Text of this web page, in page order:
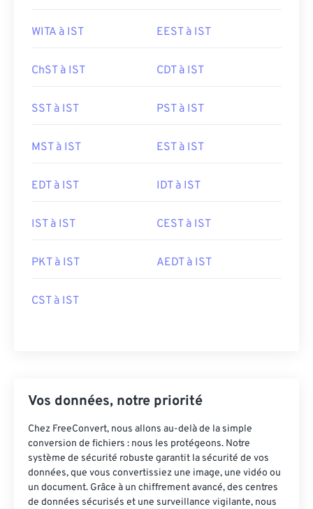
WITA à IST EEST à IST
ChST à IST CDT à IST
SST à IST PST à IST
MST à IST EST à IST
EDT à IST IDT à IST
IST à IST CEST à IST
PKT à IST AEDT à IST
CST à IST
Vos données, notre priorité
Chez FreeConvert, nous allons au-delà de la simple
conversion de fichiers : nous les protégeons. Notre
système de sécurité robuste garantit la sécurité de vos
données, que vous convertissiez une image, une vidéo ou
un document. Grâce à un chiffrement avancé, des centres
de données sécurisés et une surveillance vigilante, nous